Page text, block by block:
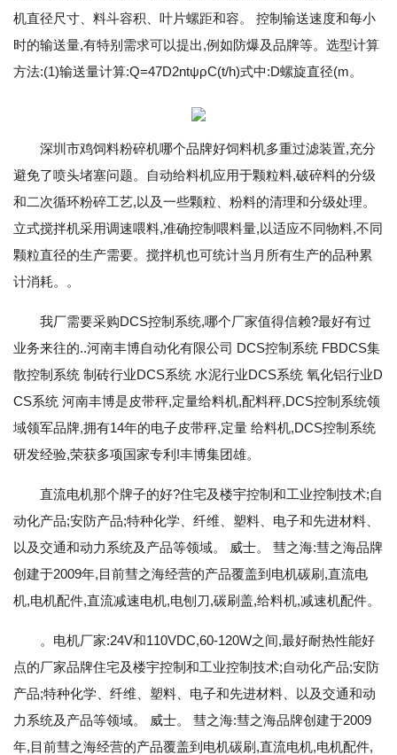
机直径尺寸、料斗容积、叶片螺距和容。 控制输送速度和每小
时的输送量,有特别需求可以提出,例如防爆及品牌等。选型计算
方法:(1)输送量计算:Q=47D2ntψρC(t/h)式中:D螺旋直径(m。
深圳市鸡饲料粉碎机哪个品牌好饲料机多重过滤装置,充分
避免了喷头堵塞问题。自动给料机应用于颗粒料,破碎料的分级
和二次循环粉碎工艺,以及一些颗粒、粉料的清理和分级处理。
立式搅拌机采用调速喂料,准确控制喂料量,以适应不同物料,不同
颗粒直径的生产需要。搅拌机也可统计当月所有生产的品种累
计消耗。。
我厂需要采购DCS控制系统,哪个厂家值得信赖?最好有过
业务来往的..河南丰博自动化有限公司 DCS控制系统 FBDCS集
散控制系统 制砖行业DCS系统 水泥行业DCS系统 氧化铝行业D
CS系统 河南丰博是皮带秤,定量给料机,配料秤,DCS控制系统领
域领军品牌,拥有14年的电子皮带秤,定量 给料机,DCS控制系统
研发经验,荣获多项国家专利!丰博集团雄。
直流电机那个牌子的好?住宅及楼宇控制和工业控制技术;自
动化产品;安防产品;特种化学、纤维、塑料、电子和先进材料、
以及交通和动力系统及产品等领域。 威士。 彗之海:彗之海品牌
创建于2009年,目前彗之海经营的产品覆盖到电机碳刷,直流电
机,电机配件,直流减速电机,电刨刀,碳刷盖,给料机,减速机配件。
。电机厂家:24V和110VDC,60-120W之间,最好耐热性能好
点的厂家品牌住宅及楼宇控制和工业控制技术;自动化产品;安防
产品;特种化学、纤维、塑料、电子和先进材料、以及交通和动
力系统及产品等领域。 威士。 彗之海:彗之海品牌创建于2009
年,目前彗之海经营的产品覆盖到电机碳刷,直流电机,电机配件,